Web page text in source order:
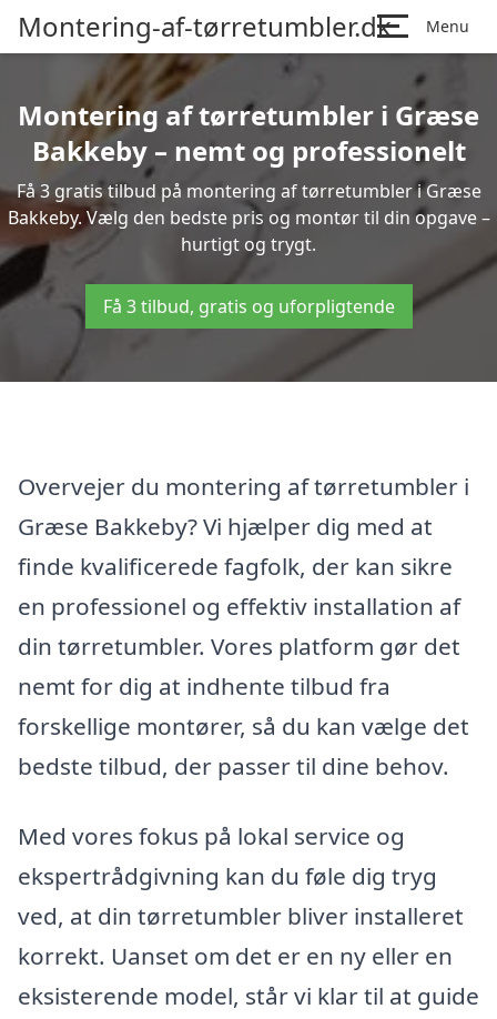
Montering-af-tørretumbler.dk Menu
Montering af tørretumbler i Græse
Bakkeby – nemt og professionelt
Få 3 gratis tilbud på montering af tørretumbler i Græse
Bakkeby. Vælg den bedste pris og montør til din opgave –
hurtigt og trygt.
Få 3 tilbud, gratis og uforpligtende
Overvejer du montering af tørretumbler i
Græse Bakkeby? Vi hjælper dig med at
finde kvalificerede fagfolk, der kan sikre
en professionel og effektiv installation af
din tørretumbler. Vores platform gør det
nemt for dig at indhente tilbud fra
forskellige montører, så du kan vælge det
bedste tilbud, der passer til dine behov.
Med vores fokus på lokal service og
ekspertrådgivning kan du føle dig tryg
ved, at din tørretumbler bliver installeret
korrekt. Uanset om det er en ny eller en
eksisterende model, står vi klar til at guide